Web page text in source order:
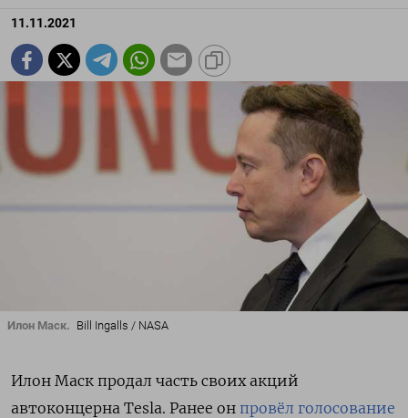
11.11.2021
Илон Маск. Bill Ingalls / NASA
Илон Маск продал часть своих акций
автоконцерна Tesla. Ранее он провёл голосование